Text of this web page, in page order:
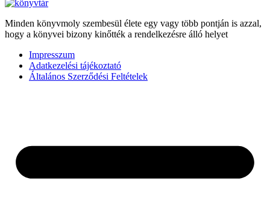
Minden könyvmoly szembesül élete egy vagy több pontján is azzal,
hogy a könyvei bizony kinőtték a rendelkezésre álló helyet
Impresszum
Adatkezelési tájékoztató
Általános Szerződési Feltételek